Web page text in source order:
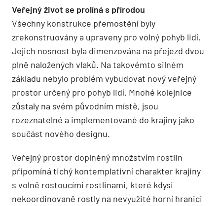
Veřejný život se prolíná s přírodou
Všechny konstrukce přemostění byly
zrekonstruovány a upraveny pro volný pohyb lidí.
Jejich nosnost byla dimenzována na přejezd dvou
plně naložených vlaků. Na takovémto silném
základu nebylo problém vybudovat nový veřejný
prostor určený pro pohyb lidí. Mnohé kolejnice
zůstaly na svém původním místě, jsou
rozeznatelné a implementované do krajiny jako
součást nového designu.
Veřejný prostor doplněný množstvím rostlin
připomíná tichý kontemplativní charakter krajiny
s volně rostoucími rostlinami, které kdysi
nekoordinovaně rostly na nevyužité horní hranici